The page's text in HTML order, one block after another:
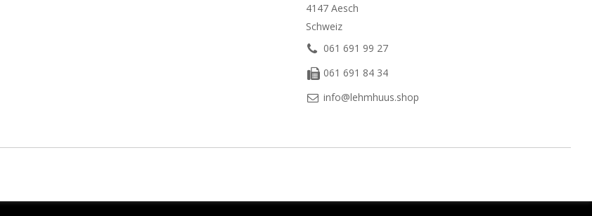
4147 Aesch
Schweiz
061 691 99 27
061 691 84 34
info@lehmhuus.shop